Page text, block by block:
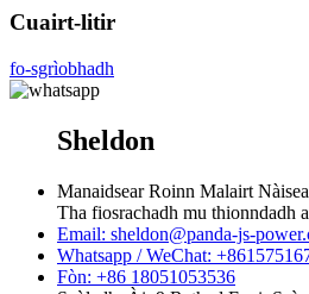
Cuairt-litir
fo-sgrìobhadh
Sheldon
Manaidsear Roinn Malairt
Tha fiosrachadh mu thionndadh
Email: sheldon@panda-js-
Whatsapp / WeChat:
Fòn: +86 18051053536